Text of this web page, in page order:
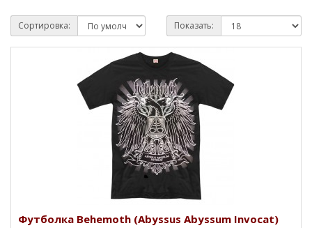
Сортировка: Показать:
Футболка Behemoth (Abyssus Abyssum Invocat)